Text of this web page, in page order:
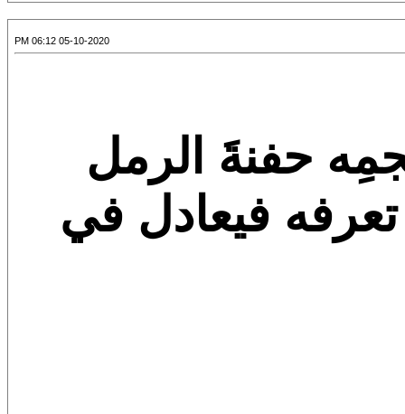
05-10-2020 06:12 PM
حفنةَ الرمل
فيعادل في